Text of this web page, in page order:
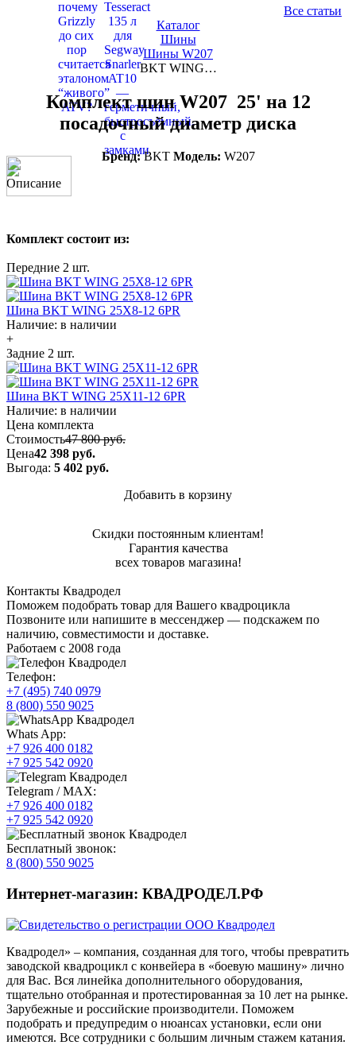
Все статьи
Каталог
Шины
Шины W207
BKT WING…
Комплект шин W207 25' на 12
посадочный диаметр диска
Бренд:BKT Модель: W207
Описание
Комплект состоит из:
Передние 2 шт.
Шина BKT WING 25X8-12 6PR
Наличие: в наличии
+
Задние 2 шт.
Шина BKT WING 25X11-12 6PR
Наличие: в наличии
Цена комплекта
Стоимость47 800 руб.
Цена42 398 руб.
Выгода: 5 402 руб.
Добавить в корзину
Скидки постоянным клиентам!
Гарантия качества
всех товаров магазина!
Контакты Квадродел
Поможем подобрать товар для Вашего квадроцикла
Позвоните или напишите в мессенджер — подскажем по
наличию, совместимости и доставке.
Работаем с 2008 года
Телефон:
+7 (495) 740 0979
8 (800) 550 9025
Whats App:
+7 926 400 0182
+7 925 542 0920
Telegram / MAX:
+7 926 400 0182
+7 925 542 0920
Бесплатный звонок:
8 (800) 550 9025
Интернет-магазин: КВАДРОДЕЛ.РФ
Квадродел» – компания, созданная для того, чтобы превратить
заводской квадроцикл с конвейера в «боевую машину» лично
для Вас. Вся линейка дополнительного оборудования,
тщательно отобранная и протестированная за 10 лет на рынке.
Зарубежные и российские производители. Поможем
подобрать и предупредим о нюансах установки, если они
имеются. Все сотрудники с большим личным стажем катания.